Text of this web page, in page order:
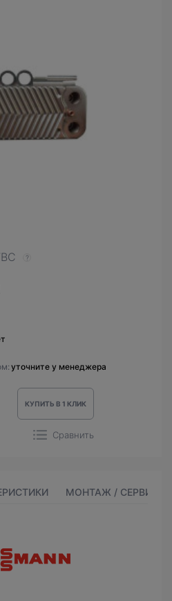
?
уточните у менеджера
КУПИТЬ В 1 КЛИК
Сравнить
МОНТАЖ / СЕРВИС